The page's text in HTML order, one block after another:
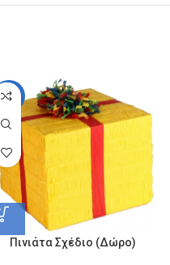
-13%
Πινιάτα Σχέδιο (Δώρο)